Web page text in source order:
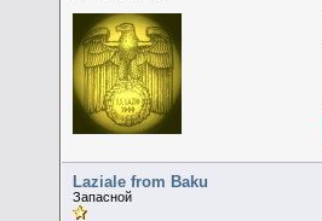
Laziale from Baku
Запасной